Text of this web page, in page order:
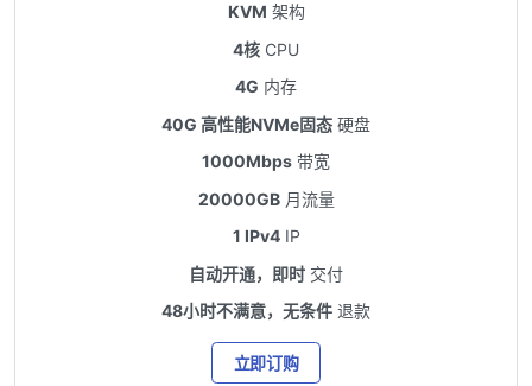
KVM 架构
4核 CPU
4G 内存
40G 高性能NVMe固态 硬盘
1000Mbps 带宽
20000GB月流量
1 IPv4IP
自动开通，即时 交付
48小时不满意，无条件 退款
立即订购